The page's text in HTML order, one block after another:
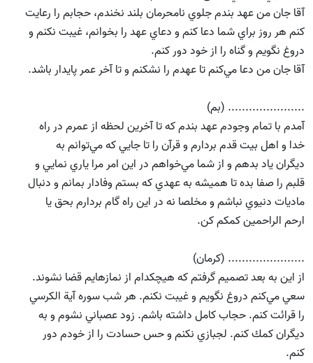
آقا جان من عهد بندم جلوي نامحرمان بلند نخندم، حجابم را رعايت
كنم هر روز براي شما دعا كنم و دعاي عهد را بخوانم، غيبت نكنم و
دروغ نگويم و گناه را از خود دور كنم.
آقا جان من دعا مي‌كنم تا عهدم را نشكنم و تا آخر عمر پايدار باشد.
...................... (بم)
آمدم با تمام وجودم عهد بندم كه تا آخرين لحظه از عمرم در راه
خدا و اهل بيت قدم بردارم و قرآن را تا جايي كه مي‌توانم به
ديگران ياد بدهم و از شما مي‌خواهم در اين امر مرا ياري نمايي و
قلبم را صفا بده تا هميشه به عهدي كه بستم وفادار بمانم و دنبال
ماديات دنيوي نباشم و مخلصا نه در اين راه گام بردارم بحق يا
ارحم الراحمين كمكم كن.
...................... (كرمان)
از اين به بعد تصميم گرفتم كه هيچكدام از نمازهايم قضا نشوند.
سعي مي‌كنم دروغ نگويم و غيبت نكنم. هر شب سوره آية الكرسي
را قرائت كنم. حجاب كامل داشته باشم. زود عصباني نشوم و به
ديگران كمك كنم. لجبازي نكنم و حس حسادت را از خودم دور
كنم.